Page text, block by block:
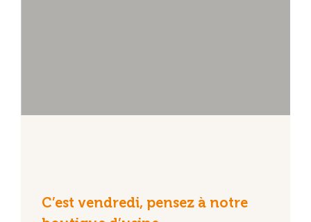
C’est vendredi, pensez à notre